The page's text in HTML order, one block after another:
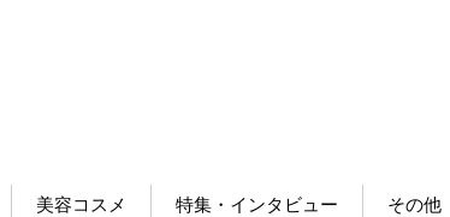
美容コスメ 特集・インタビュー その他